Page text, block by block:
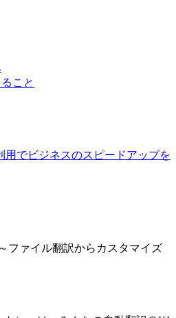
こと
用でビジネスのスピードアップを
ファイル翻訳からカスタマイズ